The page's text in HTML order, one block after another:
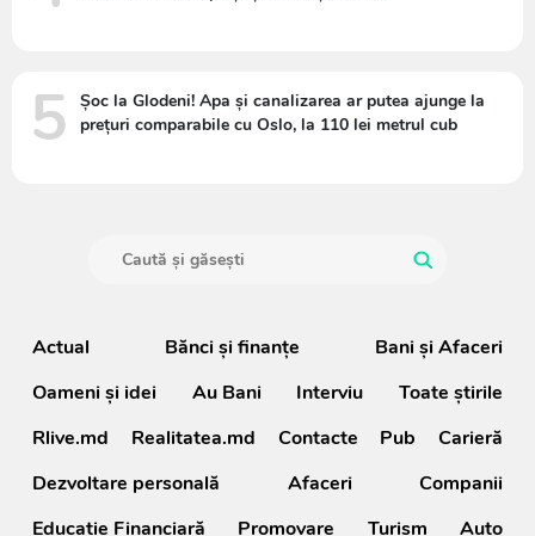
5
Șoc la Glodeni! Apa și canalizarea ar putea ajunge la
prețuri comparabile cu Oslo, la 110 lei metrul cub
Actual Bănci şi finanţe
Bani și Afaceri
Oameni şi idei
Au Bani Interviu
Toate știrile
Rlive.md
Realitatea.md Contacte Pub
Carieră
Dezvoltare personală
Afaceri
Companii
Educație Financiară
Promovare Turism Auto